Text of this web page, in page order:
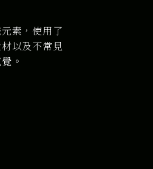
素，使用了
以及不常見
。